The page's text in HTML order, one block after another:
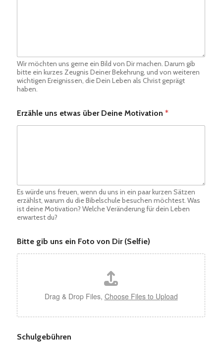
Wir möchten uns gerne ein Bild von Dir machen. Darum gib
bitte ein kurzes Zeugnis Deiner Bekehrung, und von weiteren
wichtigen Ereignissen, die Dein Leben als Christ geprägt
haben.
Erzähle uns etwas über Deine Motivation *
Es würde uns freuen, wenn du uns in ein paar kurzen Sätzen
erzählst, warum du die Bibelschule besuchen möchtest. Was
ist deine Motivation? Welche Veränderung für dein Leben
erwartest du?
Bitte gib uns ein Foto von Dir (Selfie)
Drag & Drop Files, Choose Files to Upload
Schulgebühren